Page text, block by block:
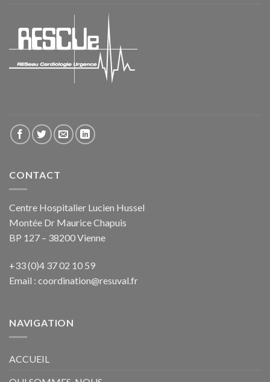
CONTACT
Centre Hospitalier Lucien Hussel
Montée Dr Maurice Chapuis
BP 127 – 38200 Vienne
+33 (0)4 37 02 10 59
Email : coordination@resuval.fr
NAVIGATION
ACCUEIL